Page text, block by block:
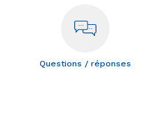
Questions / réponses